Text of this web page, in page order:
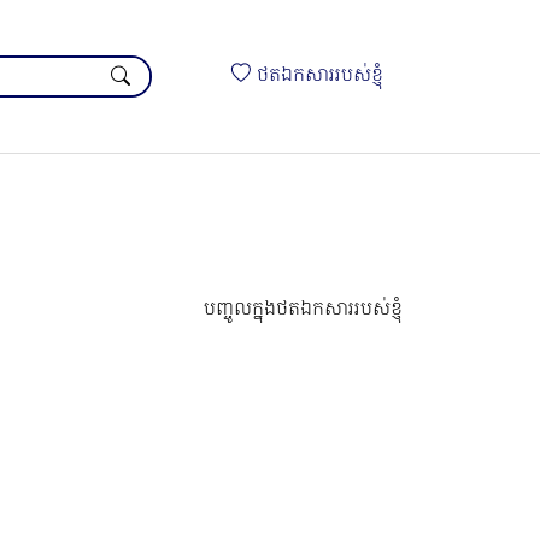
ថតឯកសាររបស់ខ្ញុំ
បញ្ចូលក្នុងថតឯកសាររបស់ខ្ញុំ